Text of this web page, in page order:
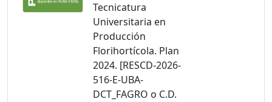
Tecnicatura
Universitaria en
Producción
Florihortícola. Plan
2024. [RESCD-2026-
516-E-UBA-
DCT_FAGRO o C.D.